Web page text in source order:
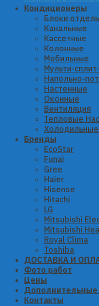
Кондиционеры
Блоки
Канальные
Кассетные
Колонные
Мобильные
Мульти-
Напольно-
Настенные
Оконные
Вентиляция
Тепловые
Холодильные
Бренды
EcoStar
Funai
Gree
Haier
Hisense
Hitachi
LG
Mitsubishi
Mitsubishi
Royal Clima
Toshiba
ДОСТАВКА И
Фото работ
Цены
Дополнительные
Контакты